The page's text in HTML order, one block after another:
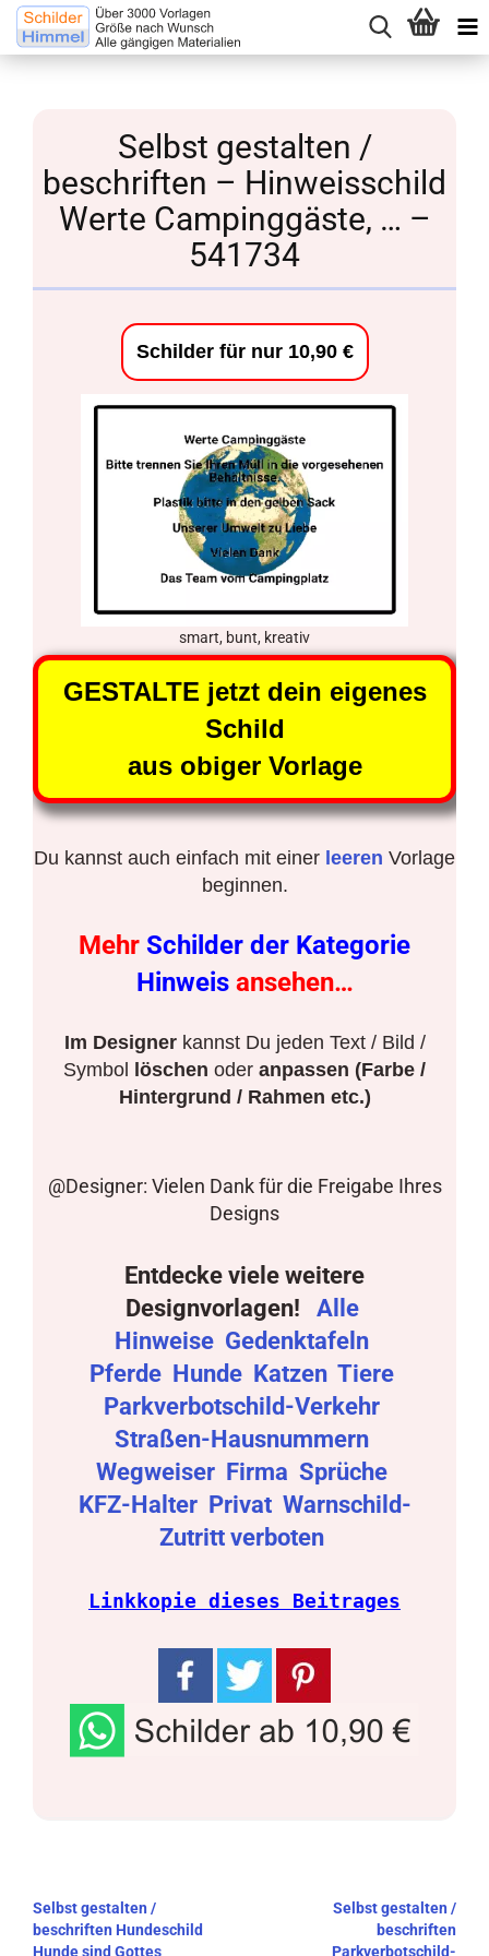
Selbst gestalten /
beschriften – Hinweisschild
Werte Campinggäste, … –
541734
Schilder für nur 10,90 €
smart, bunt, kreativ
GESTALTE jetzt dein eigenes
Schild
aus obiger Vorlage
Du kannst auch einfach mit einer leeren Vorlage
beginnen.
Mehr Schilder der Kategorie
Hinweis ansehen…
Im Designerkannst Du jeden Text / Bild /
Symbol
löschen oder anpassen (Farbe /
Hintergrund / Rahmen etc.)
@Designer: Vielen Dank für die Freigabe Ihres
Designs
Entdecke viele weitere
Designvorlagen!
Alle
Hinweise Gedenktafeln
Pferde Hunde Katzen Tiere
Parkverbotschild-Verkehr
Straßen-Hausnummern
Wegweiser Firma Sprüche
KFZ-Halter Privat Warnschild-
Zutritt verboten
Linkkopie dieses Beitrages
Beitragsnavigation
Selbst gestalten /
beschriften Hundeschild
Hunde sind Gottes
Selbst gestalten /
beschriften
Parkverbotschild-